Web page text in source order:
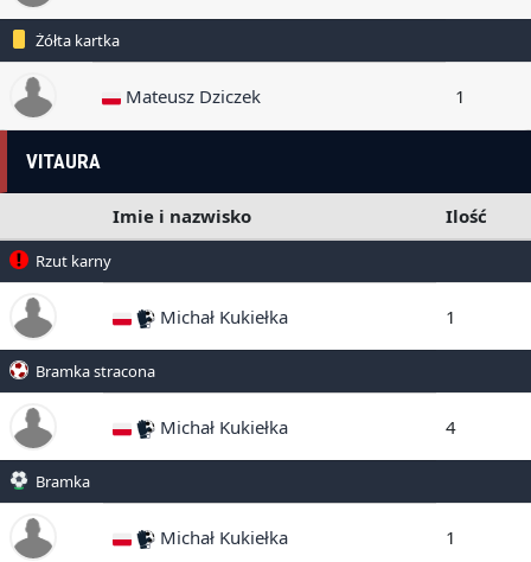
Żółta kartka
Mateusz Dziczek 1
VITAURA
Imie i nazwisko Ilość
Rzut karny
Michał Kukiełka 1
Bramka stracona
Michał Kukiełka 4
Bramka
Michał Kukiełka 1